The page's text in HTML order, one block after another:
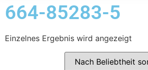
664-85283-5
Einzelnes Ergebnis wird angezeigt